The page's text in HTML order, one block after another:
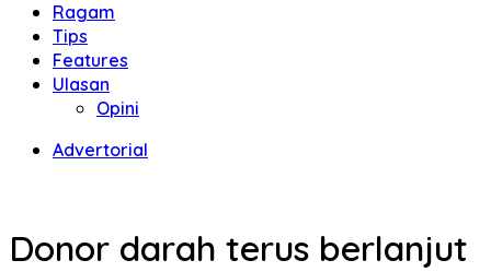
Ragam
Tips
Features
Ulasan
Opini
Advertorial
Donor darah terus berlanjut